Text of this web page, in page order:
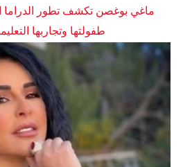
ماغي بوغصن تكشف تطور الدراما
طفولتها وتجاربها